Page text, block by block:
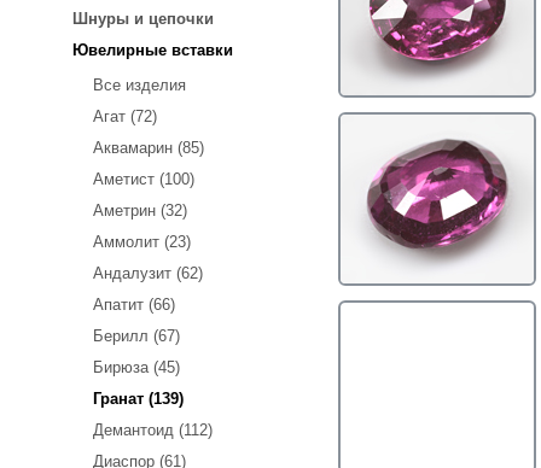
Шнуры и цепочки
Ювелирные вставки
Все изделия
Агат (72)
Аквамарин (85)
Аметист (100)
Аметрин (32)
Аммолит (23)
Андалузит (62)
Апатит (66)
Берилл (67)
Бирюза (45)
Гранат (139)
Демантоид (112)
Диаспор (61)